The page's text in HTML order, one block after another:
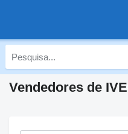
Vendedores de